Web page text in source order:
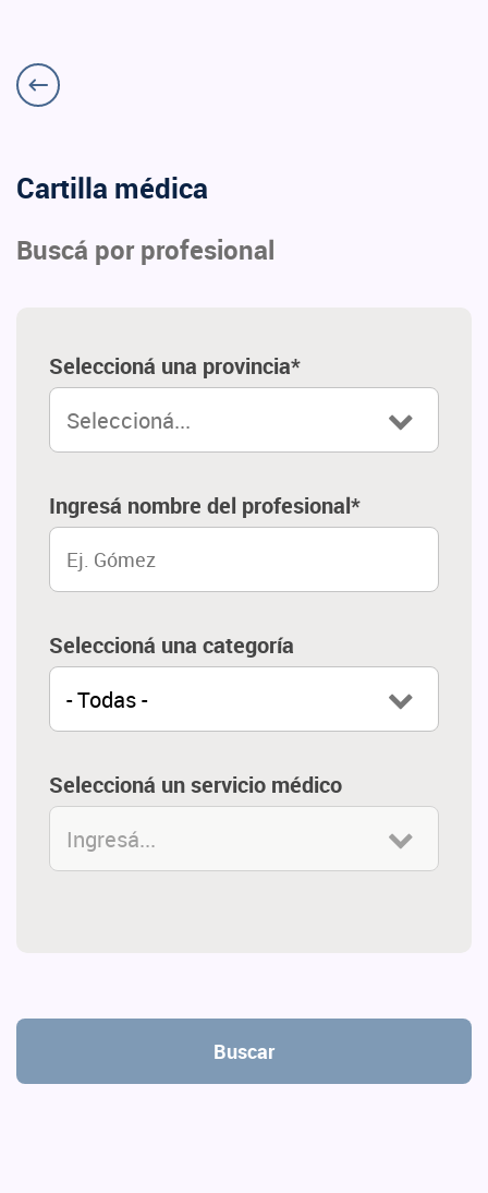
Cartilla médica
Buscá por profesional
Seleccioná una provincia*
Seleccioná...
Ingresá nombre del profesional*
Seleccioná una categoría
- Todas -
Seleccioná un servicio médico
Ingresá...
Buscar